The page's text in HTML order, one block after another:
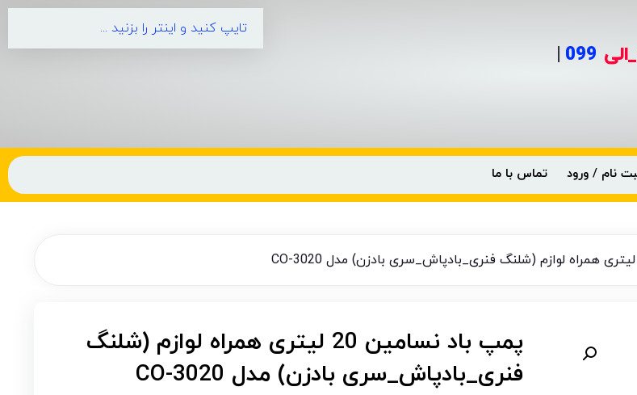
099
|
نام / ورود تماس با ما
پمپ باد نسامین 20 لیتری همراه لوازم (شلنگ
فنری_بادپاش_سری بادزن) مدل CO-3020